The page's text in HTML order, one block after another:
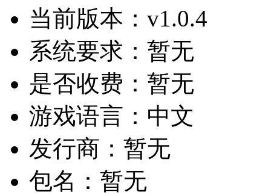
当前版本： v1.0.4
系统要求： 暂无
是否收费： 暂无
游戏语言： 中文
发行商： 暂无
包名： 暂无